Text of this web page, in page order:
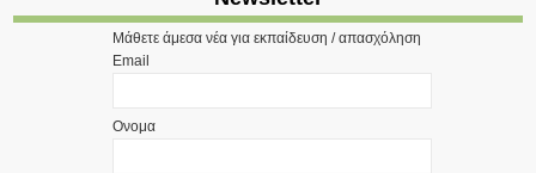
Μάθετε άμεσα νέα για εκπαίδευση / απασχόληση
Email
Ονομα